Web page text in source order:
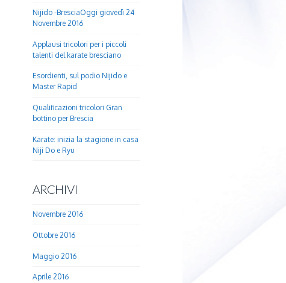
Nijido -BresciaOggi giovedì 24
Novembre 2016
Applausi tricolori per i piccoli
talenti del karate bresciano
Esordienti, sul podio Nijido e
Master Rapid
Qualificazioni tricolori Gran
bottino per Brescia
Karate: inizia la stagione in casa
Niji Do e Ryu
ARCHIVI
Novembre 2016
Ottobre 2016
Maggio 2016
Aprile 2016